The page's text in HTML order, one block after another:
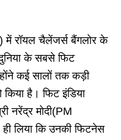
में रॉयल चैलेंजर्स बैंगलोर के
के सबसे फिट
कई सालों तक कड़ी
है। फिट इंडिया
नरेंद्र मोदी(PM
लिया कि उनकी फिटनेस